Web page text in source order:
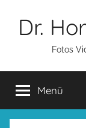
InhaltDr.
Fotos
Menü